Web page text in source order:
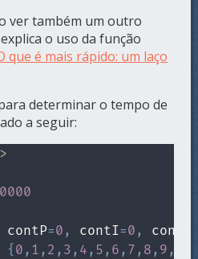
ver também um outro
o uso da função
que é mais rápido: um laço
determinar o tempo de
a seguir:
contP=0 , contI=0 , contN
{ 0 , 1 , 2 , 3 , 4 , 5 , 6 , 7 , 8 , 9 ,